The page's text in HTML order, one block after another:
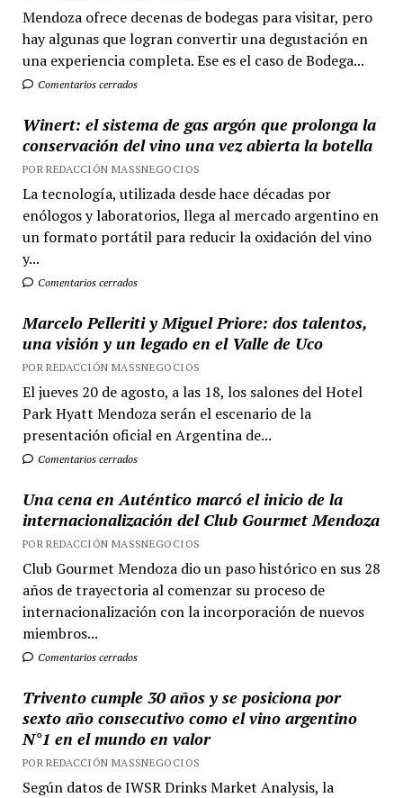
Mendoza ofrece decenas de bodegas para visitar, pero
hay algunas que logran convertir una degustación en
una experiencia completa. Ese es el caso de Bodega...
Comentarios cerrados
Winert: el sistema de gas argón que prolonga la
conservación del vino una vez abierta la botella
POR REDACCIÓN MASSNEGOCIOS
La tecnología, utilizada desde hace décadas por
enólogos y laboratorios, llega al mercado argentino en
un formato portátil para reducir la oxidación del vino
y...
Comentarios cerrados
Marcelo Pelleriti y Miguel Priore: dos talentos,
una visión y un legado en el Valle de Uco
POR REDACCIÓN MASSNEGOCIOS
El jueves 20 de agosto, a las 18, los salones del Hotel
Park Hyatt Mendoza serán el escenario de la
presentación oficial en Argentina de...
Comentarios cerrados
Una cena en Auténtico marcó el inicio de la
internacionalización del Club Gourmet Mendoza
POR REDACCIÓN MASSNEGOCIOS
Club Gourmet Mendoza dio un paso histórico en sus 28
años de trayectoria al comenzar su proceso de
internacionalización con la incorporación de nuevos
miembros...
Comentarios cerrados
Trivento cumple 30 años y se posiciona por
sexto año consecutivo como el vino argentino
N°1 en el mundo en valor
POR REDACCIÓN MASSNEGOCIOS
Según datos de IWSR Drinks Market Analysis, la